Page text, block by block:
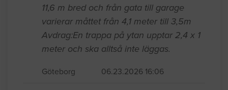
11,6 m bred och från gata till garage
varierar måttet från 4,1 meter till 3,5m
Avdrag:En trappa på ytan upptar 2,4 x 1
meter och ska alltså inte läggas.
Göteborg 06.23.2026 16:06